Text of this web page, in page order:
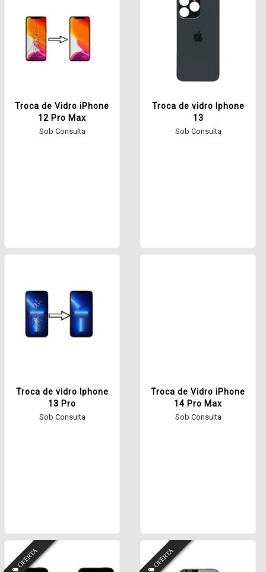
Troca de Vidro iPhone
12 Pro Max
Sob Consulta
Troca de vidro Iphone
13
Sob Consulta
Troca de vidro Iphone
13 Pro
Sob Consulta
Troca de Vidro iPhone
14 Pro Max
Sob Consulta